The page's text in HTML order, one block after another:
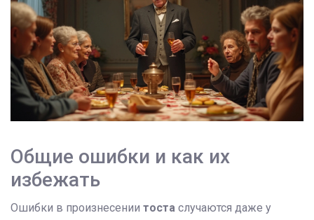
Общие ошибки и как их
избежать
Ошибки в произнесении тоста случаются даже у